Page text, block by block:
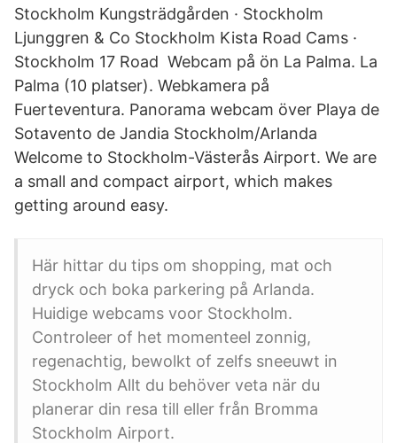
Stockholm Kungsträdgården · Stockholm
Ljunggren & Co Stockholm Kista Road Cams ·
Stockholm 17 Road Webcam på ön La Palma. La
Palma (10 platser). Webkamera på
Fuerteventura. Panorama webcam över Playa de
Sotavento de Jandia Stockholm/Arlanda
Welcome to Stockholm-Västerås Airport. We are
a small and compact airport, which makes
getting around easy.
Här hittar du tips om shopping, mat och
dryck och boka parkering på Arlanda.
Huidige webcams voor Stockholm.
Controleer of het momenteel zonnig,
regenachtig, bewolkt of zelfs sneeuwt in
Stockholm Allt du behöver veta när du
planerar din resa till eller från Bromma
Stockholm Airport.